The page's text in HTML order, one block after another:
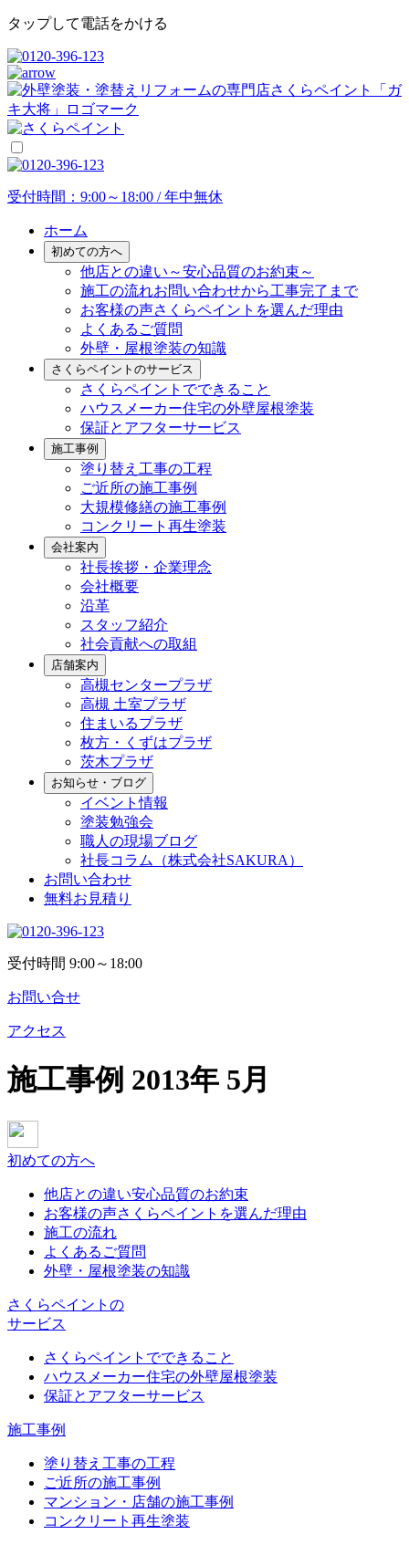
タップして電話をかける
受付時間：9:00～18:00 / 年中無休
ホーム
初めての方へ
他店との違い ～安心品質のお約束～
施工の流れお問い合わせから工事完了まで
お客様の声さくらペイントを選んだ理由
よくあるご質問
外壁・屋根塗装の知識
さくらペイントのサービス
さくらペイントでできること
ハウスメーカー住宅の外壁屋根塗装
保証とアフターサービス
施工事例
塗り替え工事の工程
ご近所の施工事例
大規模修繕の施工事例
コンクリート再生塗装
会社案内
社長挨拶・企業理念
会社概要
沿革
スタッフ紹介
社会貢献への取組
店舗案内
高槻センタープラザ
高槻 土室プラザ
住まいるプラザ
枚方・くずはプラザ
茨木プラザ
お知らせ・ブログ
イベント情報
塗装勉強会
職人の現場ブログ
社長コラム
（株式会社SAKURA）
お問い合わせ
無料お見積り
受付時間 9:00～18:00
お問い合せ
アクセス
施工事例 2013年 5月
初めての方へ
他店との違い安心品質のお約束
お客様の声さくらペイントを選んだ理由
施工の流れ
よくあるご質問
外壁・屋根塗装の知識
さくらペイントの
サービス
さくらペイントでできること
ハウスメーカー住宅の外壁屋根塗装
保証とアフターサービス
施工事例
塗り替え工事の工程
ご近所の施工事例
マンション・店舗の施工事例
コンクリート再生塗装